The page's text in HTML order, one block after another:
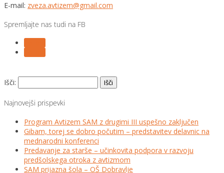
E-mail: zveza.avtizem@gmail.com
Spremljajte nas tudi na FB
Išči:
Najnovejši prispevki
Program Avtizem SAM z drugimi III uspešno zaključen
Gibam, torej se dobro počutim – predstavitev delavnic na
mednarodni konferenci
Predavanje za starše – učinkovita podpora v razvoju
predšolskega otroka z avtizmom
SAM prijazna šola – OŠ Dobravlje